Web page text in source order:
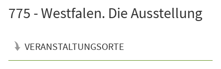
775 - Westfalen. Die Ausstellung
VERANSTALTUNGSORTE